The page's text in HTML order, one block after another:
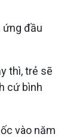
ứng đầu
thì, trẻ sẽ
cứ bình
vào năm